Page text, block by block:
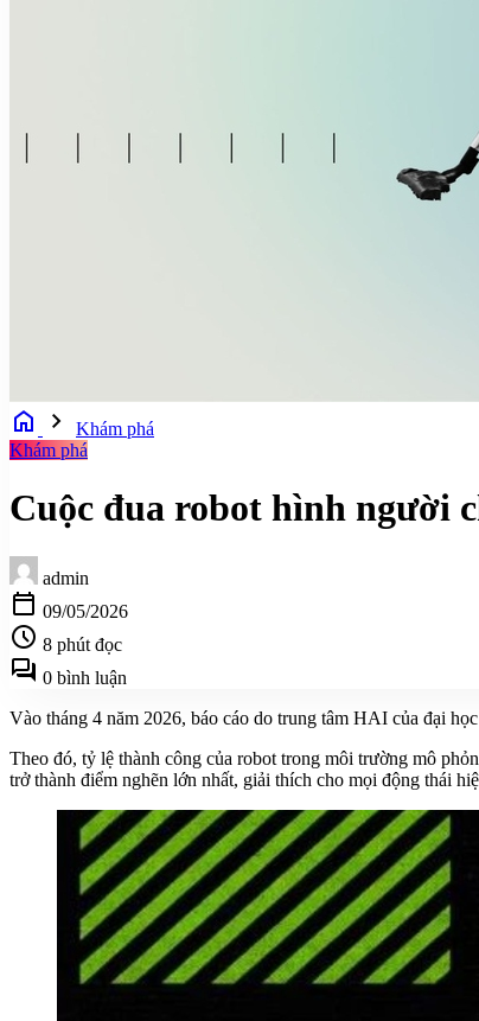
home chevron_right
Khám phá
Khám phá
Cuộc đua robot hình người
admin
calendar_today 09/05/2026
schedule 8 phút đọc
forum 0 bình luận
Vào tháng 4 năm 2026, báo cáo do trung tâm HAI của đại
Theo đó, tỷ lệ thành công của robot trong môi trường mô
trở thành điểm nghẽn lớn nhất, giải thích cho mọi động thái